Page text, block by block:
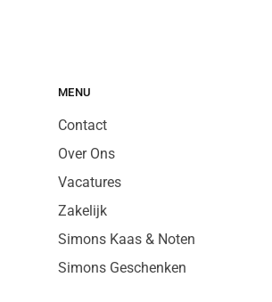
MENU
Contact
Over Ons
Vacatures
Zakelijk
Simons Kaas & Noten
Simons Geschenken